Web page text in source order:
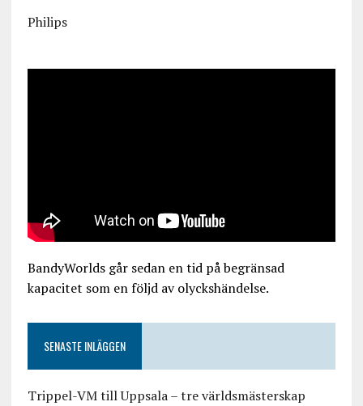
Philips
BandyWorlds går sedan en tid på begränsad
kapacitet som en följd av olyckshändelse.
SENASTE INLÄGGEN
Trippel-VM till Uppsala – tre världsmästerskap